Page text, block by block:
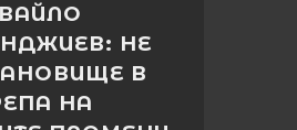
НЕ
В
НА